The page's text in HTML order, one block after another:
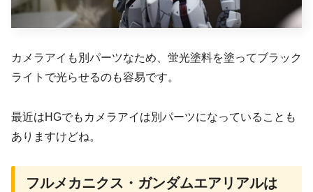
カメラアイも別パーツなため、蛍光塗料を塗ってブラック
ライトで光らせるのも容易です。
最近はHGでもカメラアイは別パーツになっていることも
ありますけどね。
フルメカニクス・ガンダムエアリアルは